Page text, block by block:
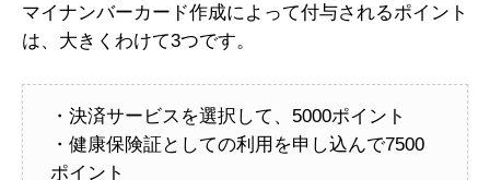
マイナンバーカード作成によって付与されるポイント
は、大きくわけて3つです。
・決済サービスを選択して、5000ポイント
・健康保険証としての利用を申し込んで7500
ポイント